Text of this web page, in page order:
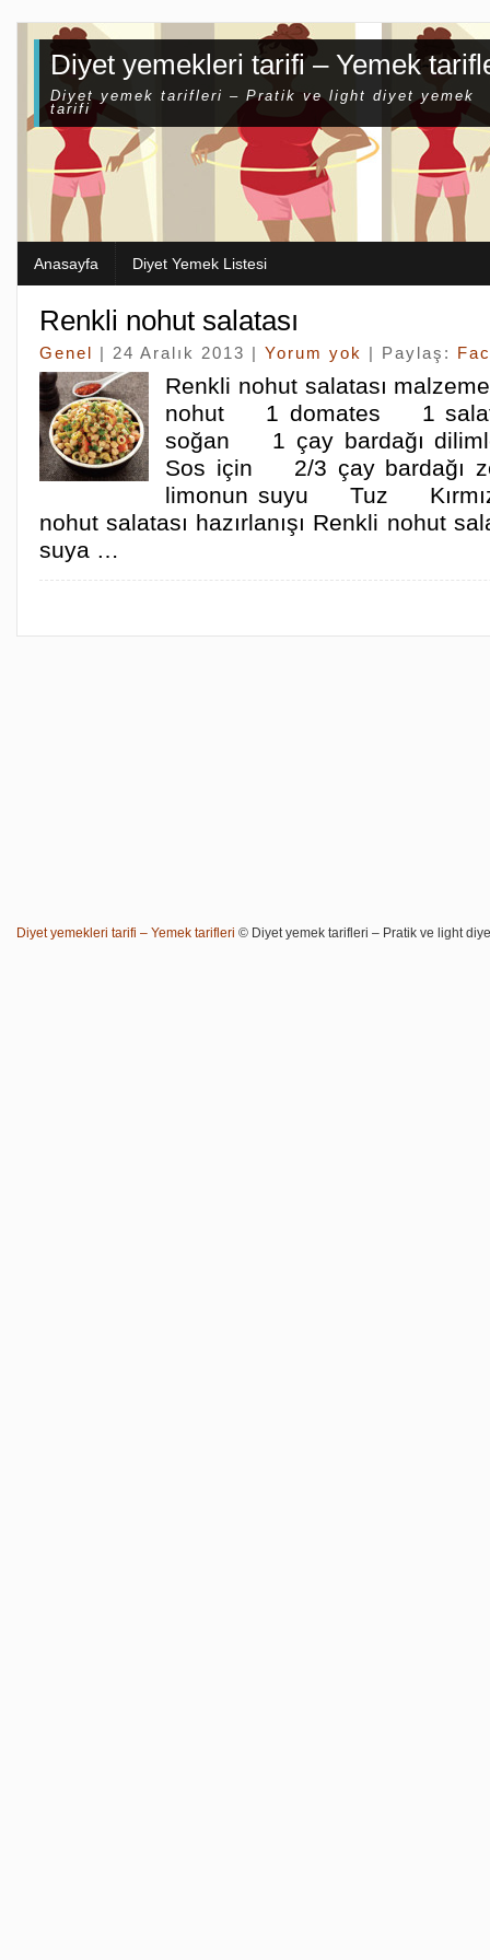
Diyet yemekleri tarifi – Yemek
Diyet yemek tarifleri – Pratik ve light diyet yemek
tarifi
Anasayfa Diyet Yemek Listesi
Renkli nohut salatası
Genel | 24 Aralık 2013 | Yorum yok | Paylaş:
Renkli nohut salatası
nohut 1 domates 1
soğan 1 çay bardağı
Sos için 2/3 çay bardağı
limonun suyu Tuz
nohut salatası hazırlanışı Renkli nohut
suya …
Diyet yemekleri tarifi – Yemek tarifleri © Diyet yemek tarifleri – Pratik ve light